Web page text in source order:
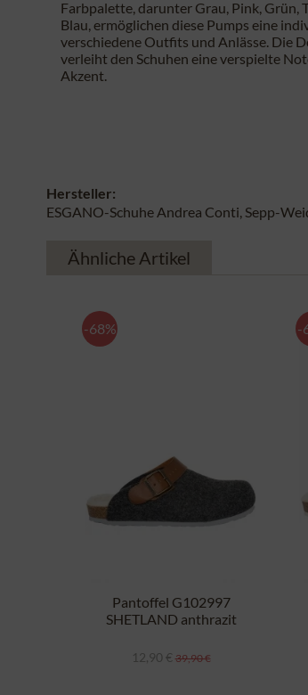
Farbpalette, darunter Grau, Pink, Grün,
Blau, ermöglichen diese Pumps eine
verschiedene Outfits und Anlässe. Die
verleiht den Schuhen eine verspielte
Akzent.
Hersteller:
ESGANO-Schuhe Andrea Conti, Sepp-
Ähnliche Artikel
-68%
Pantoffel G102997
SHETLAND anthrazit
12,90 € 39,90 €
-